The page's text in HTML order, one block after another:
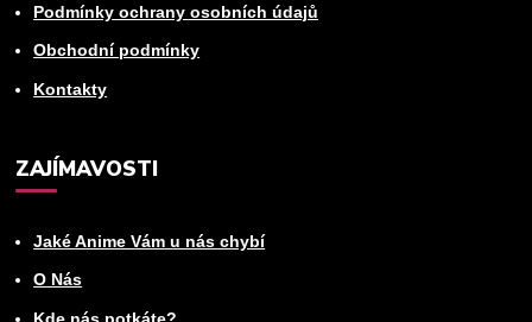
Podmínky ochrany osobních údajů
Obchodní podmínky
Kontakty
ZAJÍMAVOSTI
Jaké Anime Vám u nás chybí
O Nás
Kde nás potkáte?